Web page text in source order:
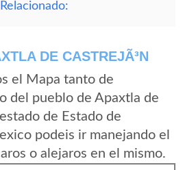
DE CASTREJÃ³N
el Mapa tanto de
del pueblo de Apaxtla de
de Estado de
podeis ir manejando el
o alejaros en el mismo.